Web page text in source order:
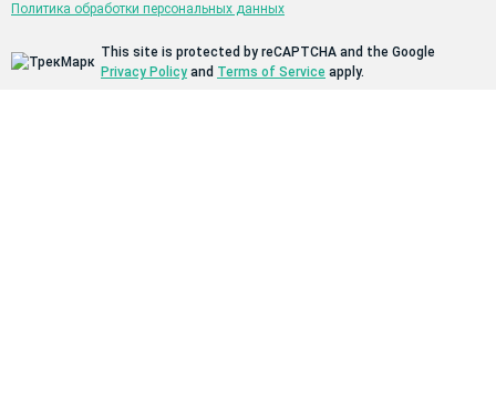
Политика обработки персональных данных
This site is protected by reCAPTCHA and the Google
Privacy Policy and Terms of Service apply.